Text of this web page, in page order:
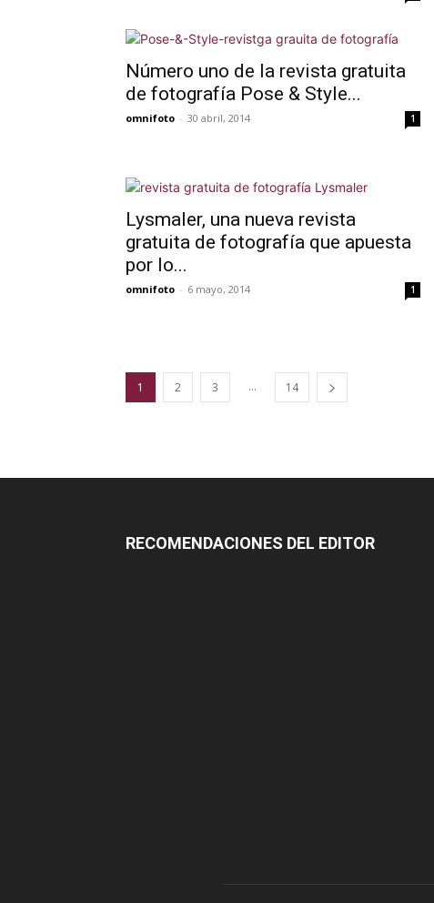
Número uno de la revista gratuita
de fotografía Pose & Style...
omnifoto - 30 abril, 2014 1
Lysmaler, una nueva revista
gratuita de fotografía que apuesta
por lo...
omnifoto - 6 mayo, 2014 1
1 2 3 ... 14
RECOMENDACIONES DEL EDITOR